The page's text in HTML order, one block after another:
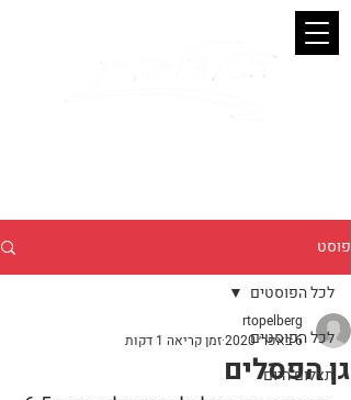
פוסט
לכל הפוסטים
תצלום היום
לכל הפוסטים
גן הפסלים
rtopelberg
6 באפר׳ 2020
זמן קריאה 1 דקות